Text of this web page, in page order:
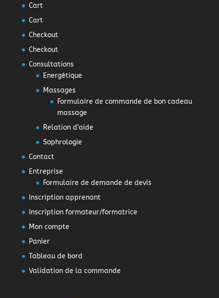
Cart
Cart
Checkout
Checkout
Consultations
Energétique
Massages
Formulaire de commande de bon cadeau
massage
Relation d’aide
Sophrologie
Contact
Entreprise
Formulaire de demande de devis
Inscription apprenant
Inscription formateur/formatrice
Mon compte
Panier
Tableau de bord
Validation de la commande